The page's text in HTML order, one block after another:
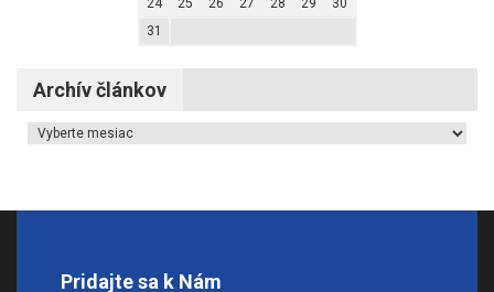
24
25 26 27 28 29
30
31
Archív článkov
Archív článkov
Pridajte sa k Nám